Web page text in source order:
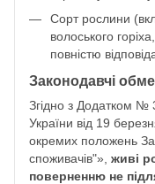
Сорт рослини
волоського
повністю
Законодавчі
Згідно з Додатком №
України від 19
окремих положень
споживачів"», живі
поверненню не